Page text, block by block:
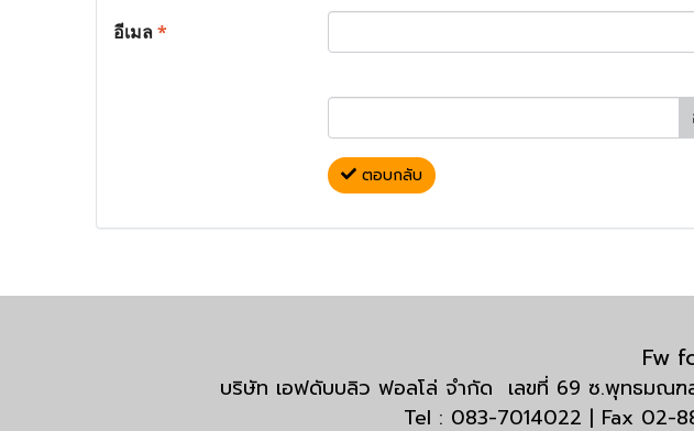
อีเมล*
ตอบกลับ
Fw
บริษัท เอฟดับบลิว ฟอลโล่ จำกัด เลขที่ 69 ซ.พุทธมณฑ
Tel : 083-7014022 | Fax 02-